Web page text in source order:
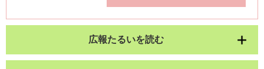
広報たるいを読む